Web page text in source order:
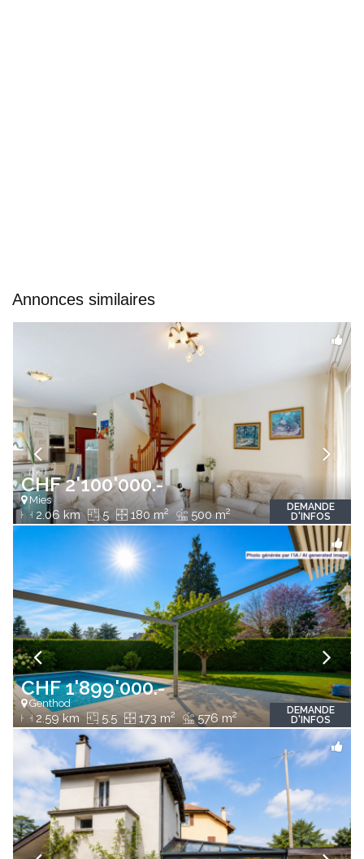
Annonces similaires
CHF 2'100'000.-
Mies
2.06 km 5 180 m2 500 m2
DEMANDE
D'INFOS
CHF 1'899'000.-
Genthod
2.59 km 5.5 173 m2 576 m2
DEMANDE
D'INFOS